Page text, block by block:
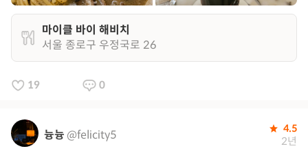
마이클 바이 해비치
서울 종로구 우정국로 26
19 0
늉늉 @felicity5 4.5
2년